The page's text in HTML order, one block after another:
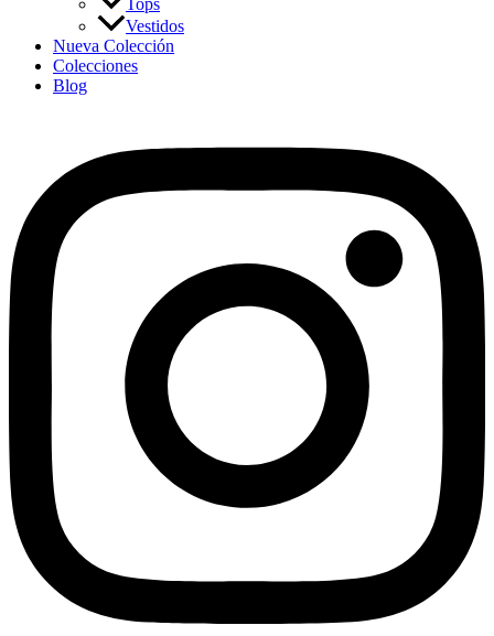
Tops
Vestidos
Nueva Colección
Colecciones
Blog